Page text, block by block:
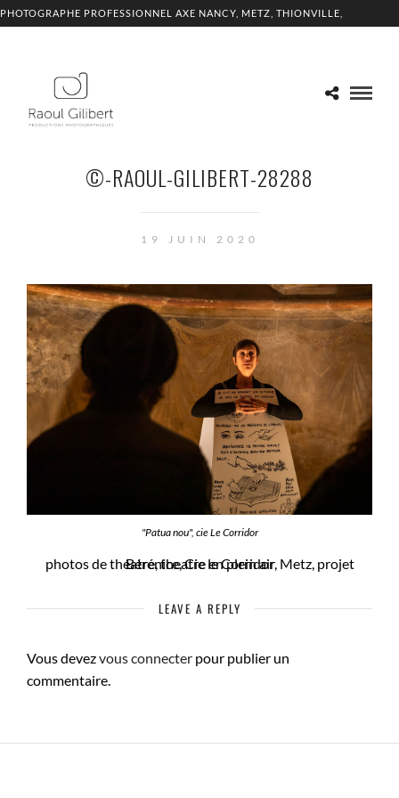
PHOTOGRAPHE PROFESSIONNEL AXE NANCY, METZ, THIONVILLE,
©-RAOUL-GILIBERT-28288
19 JUIN 2020
"Patua nou", cie Le Corridor
photos de théatre, theatre en plein air, Metz, projet Bérénice, Cie le Corridor
LEAVE A REPLY
Vous devezvous connecter pour publier un
commentaire.